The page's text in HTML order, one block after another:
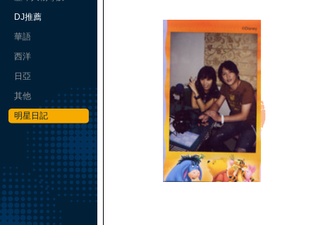
DJ推薦
華語
西洋
日亞
其他
明星日記